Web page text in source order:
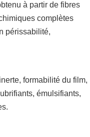
à partir de fibres
complètes
périssabilité,
formabilité du film,
émulsifiants,